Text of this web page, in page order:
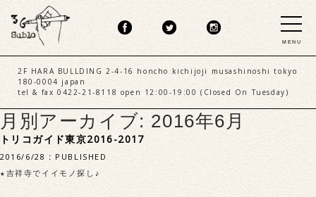
MENU
2F HARA BULLDING 2-4-16 honcho kichijoji musashinoshi tokyo
180-0004 japan
tel & fax 0422-21-8118 open 12:00-19:00 (Closed On Tuesday)
月別アーカイブ: 2016年6月
トリコガイド東京2016-2017
2016/6/28 : PUBLISHED
★吉祥寺でイイモノ探し♪